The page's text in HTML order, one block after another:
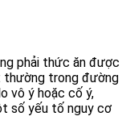
phải thức ăn được
thường trong đường
vô ý hoặc cố ý,
số yếu tố nguy cơ